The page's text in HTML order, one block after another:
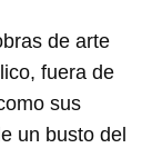
de arte
fuera de
sus
un busto del